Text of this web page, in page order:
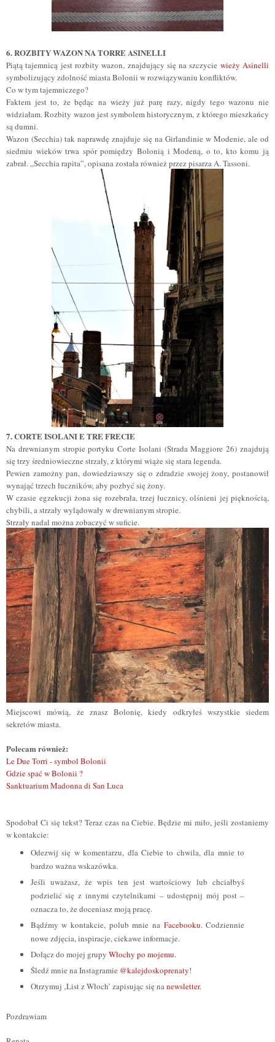
6. ROZBITY WAZON NA TORRE ASINELLI
Piątą tajemnicą jest rozbity wazon, znajdujący się na szczycie wieży Asinelli
symbolizujący zdolność miasta Bolonii w rozwiązywaniu konfliktów.
Co w tym tajemniczego?
Faktem jest to, że będąc na wieży już parę razy, nigdy tego wazonu nie
widziałam. Rozbity wazon jest symbolem historycznym, z którego mieszkańcy
są dumni.
Wazon (Secchia) tak naprawdę znajduje się na Girlandinie w Modenie, ale od
siedmiu wieków trwa spór pomiędzy Bolonią i Modeną, o to, kto komu ją
zabrał.„Secchia rapita”, opisana została również przez pisarza A. Tassoni.
7. CORTE ISOLANI E TRE FRECIE
Na drewnianym stropie portyku Corte Isolani (Strada Maggiore 26) znajdują
się trzy średniowieczne strzały, z którymi wiąże się stara legenda.
Pewien zamożny pan, dowiedziawszy się o zdradzie swojej żony, postanowił
wynająć trzech łuczników, aby pozbyć się żony.
W czasie egzekucji żona się rozebrała, trzej łucznicy, olśnieni jej pięknością,
chybili, a strzały wylądowały w drewnianym stropie.
Strzały nadal można zobaczyć w suficie.
Miejscowi mówią, że znasz Bolonię, kiedy odkryłeś wszystkie siedem
sekretów miasta.
Polecam również:
Le Due Torri - symbol Bolonii
Gdzie spać w Bolonii ?
Sanktuarium Madonna di San Luca
Spodobał Ci się tekst? Teraz czas na Ciebie. Będzie mi miło, jeśli zostaniemy
w kontakcie:
Odezwij się w komentarzu, dla Ciebie to chwila, dla mnie to
bardzo ważna wskazówka.
Jeśli uważasz, że wpis ten jest wartościowy lub chciałbyś
podzielić się z innymi czytelnikami – udostępnij mój post –
oznacza to, że doceniasz moją pracę.
Bądźmy w kontakcie, polub mnie na Facebooku. Codziennie
nowe zdjęcia, inspiracje, ciekawe informacje.
Dołącz do mojej grupy Włochy po mojemu.
Śledź mnie na Instagramie @kalejdoskoprenaty!
Otrzymuj ‚List z Włoch’ zapisując się nanewsletter.
Pozdrawiam